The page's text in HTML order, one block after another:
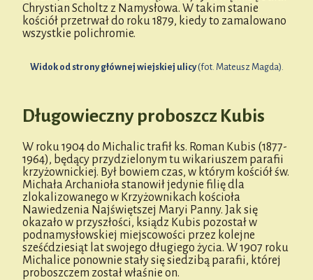
Chrystian Scholtz z Namysłowa. W takim stanie
kościół przetrwał do roku 1879, kiedy to zamalowano
wszystkie polichromie.
Widok od strony głównej wiejskiej ulicy(fot. Mateusz Magda).
Długowieczny proboszcz Kubis
W roku 1904 do Michalic trafił ks. Roman Kubis (1877-
1964), będący przydzielonym tu wikariuszem parafii
krzyżownickiej. Był bowiem czas, w którym kościół św.
Michała Archanioła stanowił jedynie filię dla
zlokalizowanego w Krzyżownikach kościoła
Nawiedzenia Najświętszej Maryi Panny. Jak się
okazało w przyszłości, ksiądz Kubis pozostał w
podnamysłowskiej miejscowości przez kolejne
sześćdziesiąt lat swojego długiego życia. W 1907 roku
Michalice ponownie stały się siedzibą parafii, której
proboszczem został właśnie on.